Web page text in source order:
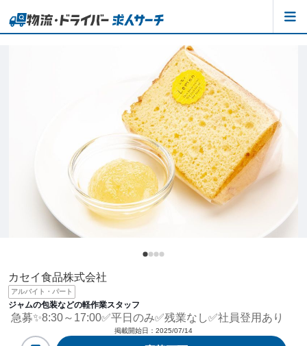
カセイ食品株式会社
アルバイト・パート
ジャムの包装などの軽作業スタッフ
急募✨8:30～17:00✅平日のみ✅残業なし✅社員登用あり
掲載開始日： 2025/07/14